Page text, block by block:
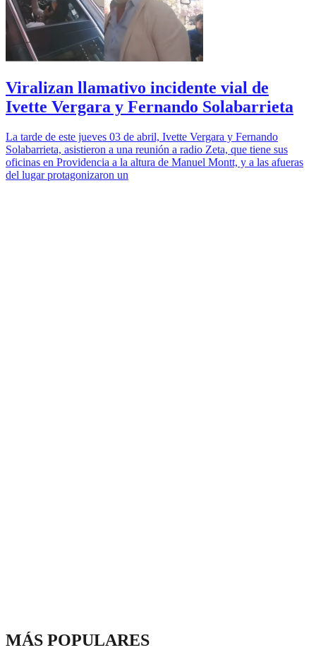
Viralizan llamativo incidente vial de
Ivette Vergara y Fernando Solabarrieta
La tarde de este jueves 03 de abril, Ivette Vergara y Fernando
Solabarrieta, asistieron a una reunión a radio Zeta, que tiene sus
oficinas en Providencia a la altura de Manuel Montt, y a las afueras
del lugar protagonizaron un
MÁS POPULARES